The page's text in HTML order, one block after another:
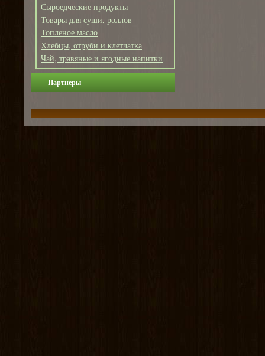
Сыроедческие продукты
Товары для суши, роллов
Топленое масло
Хлебцы, отруби и клетчатка
Чай, травяные и ягодные напитки
Партнеры